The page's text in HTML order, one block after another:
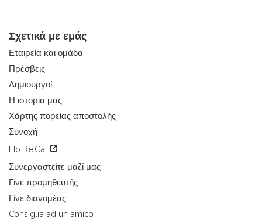
Σχετικά με εμάς
Εταιρεία και ομάδα
Πρέσβεις
Δημιουργοί
Η ιστορία μας
Χάρτης πορείας αποστολής
Συνοχή
Ho.Re.Ca.
Συνεργαστείτε μαζί μας
Γίνε προμηθευτής
Γίνε διανομέας
Consiglia ad un amico